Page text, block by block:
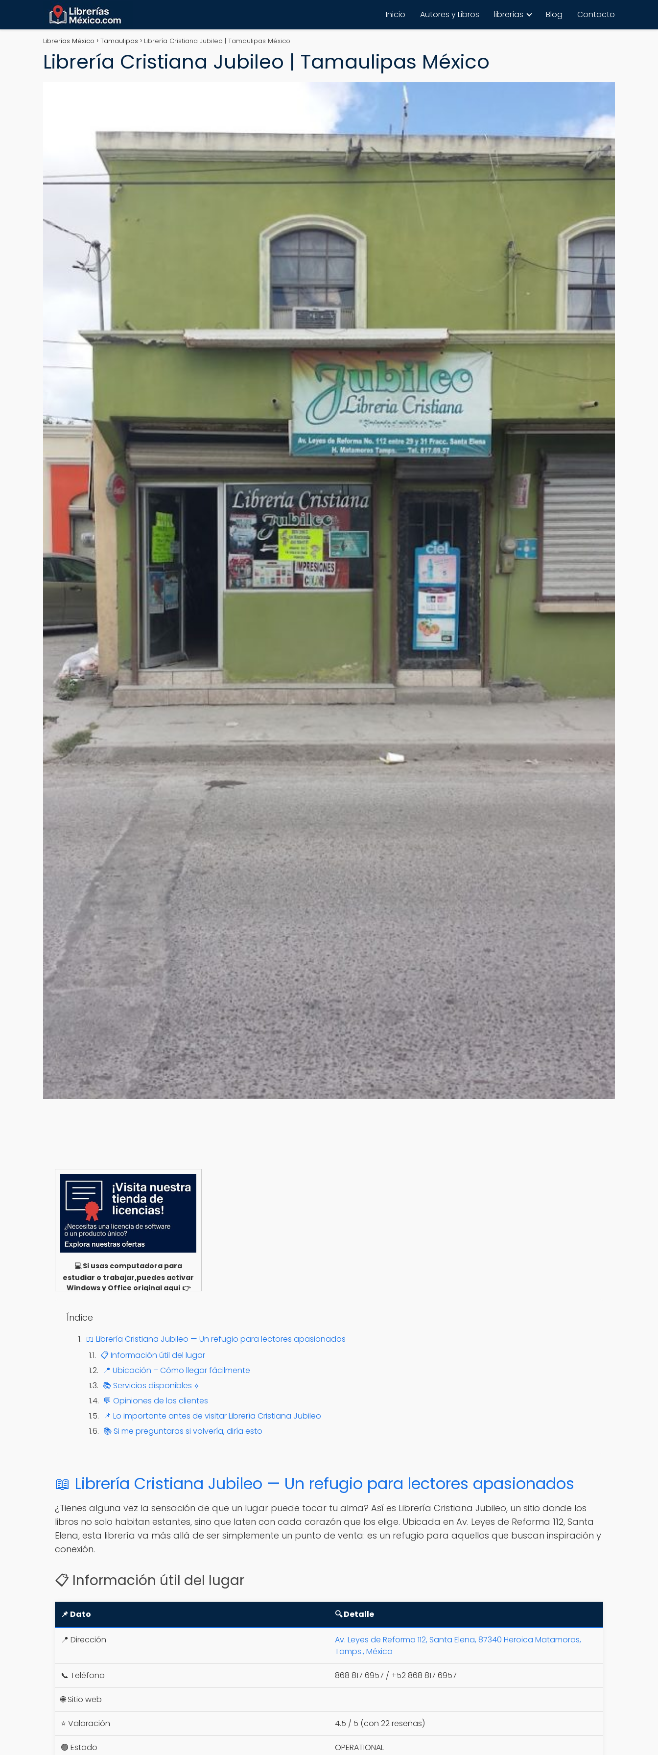
Inicio Autores y Libros librerías Blog Contacto
Librerías México Tamaulipas Librería Cristiana Jubileo | Tamaulipas México
Librería Cristiana Jubileo | Tamaulipas México
💻 Si usas computadora para
estudiar o trabajar,puedes activar
Windows y Office original aquí 👉
Índice
📖 Librería Cristiana Jubileo — Un refugio para lectores apasionados
📋 Información útil del lugar
📍 Ubicación – Cómo llegar fácilmente
📚 Servicios disponibles ⟡
💬 Opiniones de los clientes
📌 Lo importante antes de visitar Librería Cristiana Jubileo
📚 Si me preguntaras si volvería, diría esto
📖 Librería Cristiana Jubileo — Un refugio para lectores apasionados
¿Tienes alguna vez la sensación de que un lugar puede tocar tu alma? Así es Librería Cristiana Jubileo, un sitio donde los
libros no solo habitan estantes, sino que laten con cada corazón que los elige. Ubicada en Av. Leyes de Reforma 112, Santa
Elena, esta librería va más allá de ser simplemente un punto de venta: es un refugio para aquellos que buscan inspiración y
conexión.
📋 Información útil del lugar
📌 Dato 🔍 Detalle
📍 Dirección
Av. Leyes de Reforma 112, Santa Elena, 87340 Heroica Matamoros,
Tamps., México
📞 Teléfono 868 817 6957 / +52 868 817 6957
🌐 Sitio web
⭐ Valoración 4.5 / 5 (con 22 reseñas)
🟢 Estado OPERATIONAL